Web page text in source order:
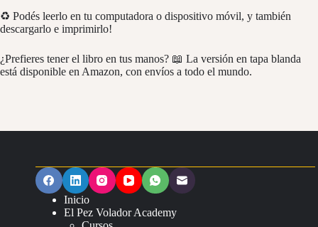
♻️ Podés leerlo en tu computadora o dispositivo móvil, y también
descargarlo e imprimirlo!
¿Prefieres tener el libro en tus manos? 📖 La versión en tapa blanda
está disponible en Amazon, con envíos a todo el mundo.
Inicio
El Pez Volador Academy